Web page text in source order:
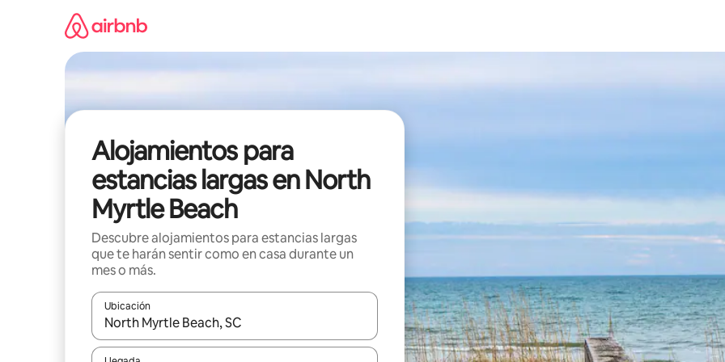
Alojamientos para
estancias largas en North
Myrtle Beach
Descubre alojamientos para estancias largas
que te harán sentir como en casa durante un
mes o más.
Ubicación
Cuando los resultados estén disponibles, podrás navegar usando las teclas de las flechas hacia arriba y hacia abajo, o